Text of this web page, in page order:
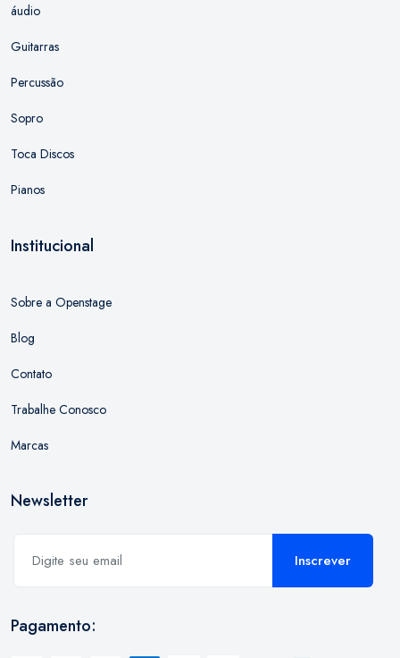
áudio
Guitarras
Percussão
Sopro
Toca Discos
Pianos
Institucional
Sobre a Openstage
Blog
Contato
Trabalhe Conosco
Marcas
Newsletter
Inscrever
Pagamento: